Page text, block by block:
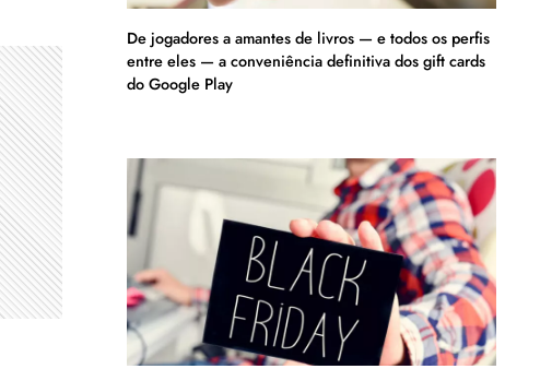
De jogadores a amantes de livros — e todos os perfis
entre eles — a conveniência definitiva dos gift cards
do Google Play